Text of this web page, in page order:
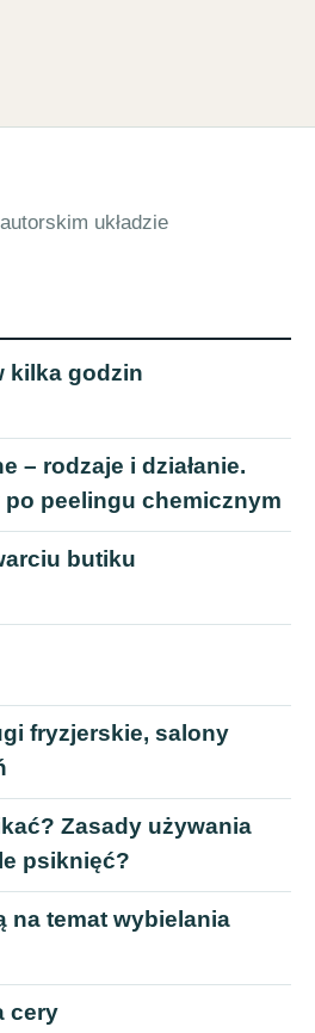
układzie
kilka godzin
– rodzaje i działanie.
peelingu chemicznym
butiku
fryzjerskie, salony
Zasady używania
psiknięć?
na temat wybielania
cery